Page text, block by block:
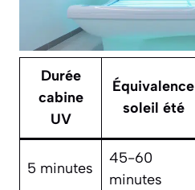
Durée
cabine
UV
Équivalence
soleil été
5 minutes
45-60
minutes